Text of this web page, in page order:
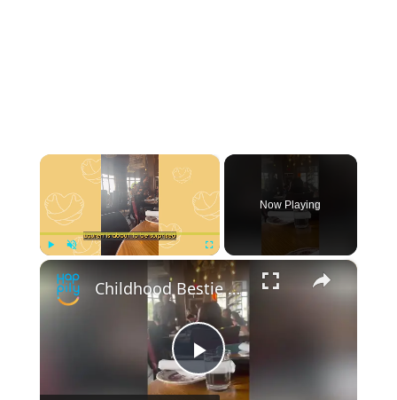
×
Fullscreen
Now Playing
×
Play
Childhood Bestie Who Moved Away Surprises Friend In Restaurant | Happily TV